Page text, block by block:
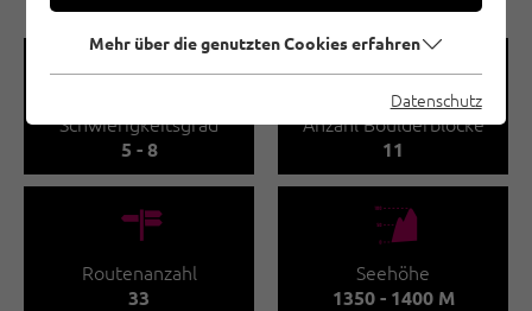
🞽
Schwierigkeitsgrad
5 - 8
🍫
Anzahl Boulderblöcke
11
🍫
Routenanzahl
33
🞱
Seehöhe
1350 - 1400 M
Mehr über die genutzten Cookies erfahren
Datenschutz